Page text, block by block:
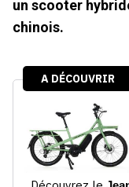
un scooter
chinois.